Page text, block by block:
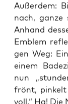
Außer­dem:
nach, gan­ze
Anhand
Emblem
gen Weg:
einem
nun
frönt, pin­kelt
voll.“ Ha! Die